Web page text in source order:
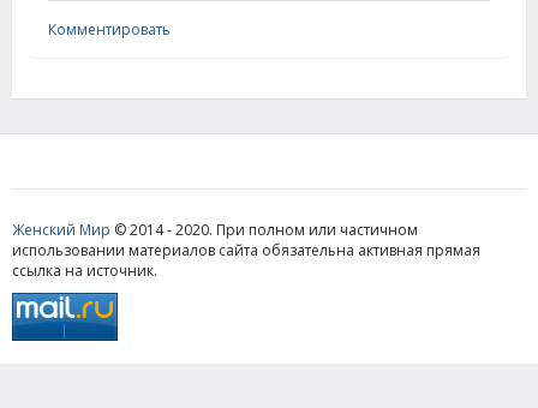
Комментировать
Женский Мир © 2014 - 2020. При полном или частичном
использовании материалов сайта обязательна активная прямая
ссылка на источник.